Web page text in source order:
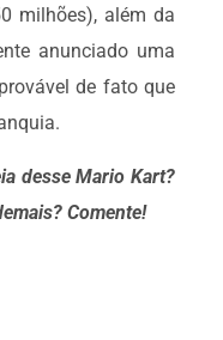
milhões), além da
anunciado uma
de fato que
desse Mario Kart?
Comente!